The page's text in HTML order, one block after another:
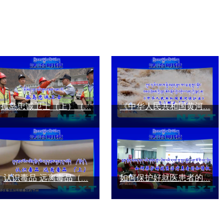
孤岛忠诚卫士（上）（... 《中华人民共和国黄河...
认识毒品 远离毒品（... 如何保护好就医患者的...